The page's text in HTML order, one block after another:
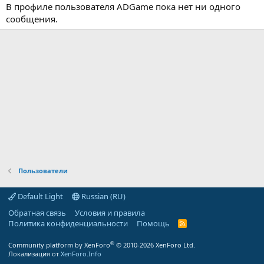
В профиле пользователя ADGame пока нет ни одного
сообщения.
Пользователи
Default Light
Russian (RU)
Обратная связь
Условия и правила
Политика конфиденциальности
Помощь
R
Community platform by XenForo® © 2010-2026 XenForo Ltd.
Локализация от XenForo.Info